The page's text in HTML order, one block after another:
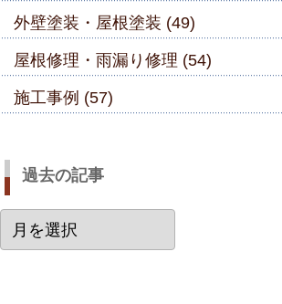
外壁塗装・屋根塗装 (49)
屋根修理・雨漏り修理 (54)
施工事例 (57)
過去の記事
去